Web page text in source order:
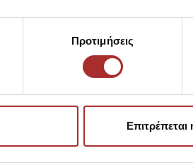
Προτιμήσεις
Επιτρέπεται